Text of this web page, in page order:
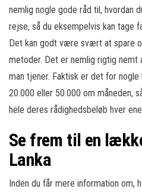
nemlig nogle gode råd til, hvordan
rejse, så du eksempelvis kan tage
Det kan godt være svært at spare
metoder. Det er nemlig rigtig
man tjener. Faktisk er det for
20.000 eller 50.000 om måneden,
hele deres rådighedsbeløb hver
Se frem til en
Lanka
Inden du får mere information om,